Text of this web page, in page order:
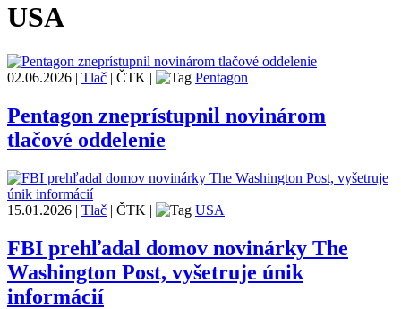
USA
02.06.2026 | Tlač | ČTK | Pentagon
Pentagon zneprístupnil novinárom
tlačové oddelenie
15.01.2026 | Tlač | ČTK | USA
FBI prehľadal domov novinárky The
Washington Post, vyšetruje únik
informácií